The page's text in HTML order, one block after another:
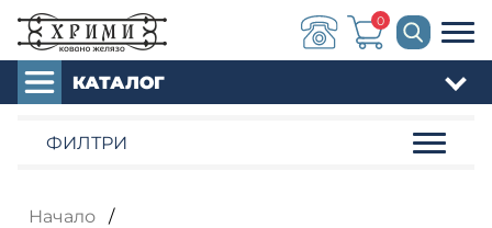
0
КАТАЛОГ
ФИЛТРИ
Начало
/